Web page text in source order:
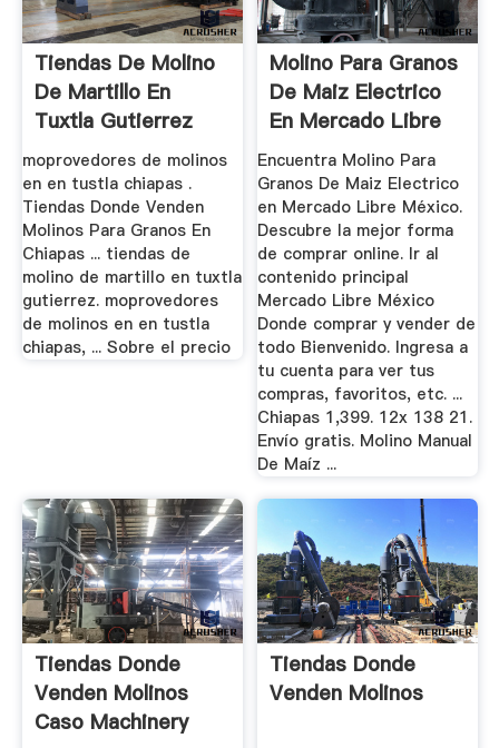
Tiendas De Molino
De Martillo En
Tuxtla Gutierrez
moprovedores de molinos
en en tustla chiapas .
Tiendas Donde Venden
Molinos Para Granos En
Chiapas ... tiendas de
molino de martillo en tuxtla
gutierrez. moprovedores
de molinos en en tustla
chiapas, ... Sobre el precio
Molino Para Granos
De Maiz Electrico
En Mercado Libre
México
Encuentra Molino Para
Granos De Maiz Electrico
en Mercado Libre México.
Descubre la mejor forma
de comprar online. Ir al
contenido principal
Mercado Libre México
Donde comprar y vender de
todo Bienvenido. Ingresa a
tu cuenta para ver tus
compras, favoritos, etc. ...
Chiapas 1,399. 12x 138 21.
Envío gratis. Molino Manual
De Maíz ...
Tiendas Donde
Venden Molinos
Caso Machinery
Tiendas Donde
Venden Molinos